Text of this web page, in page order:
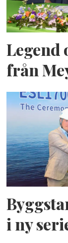
Legend
från
i ny